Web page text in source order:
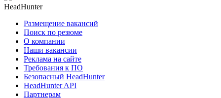
HeadHunter
Размещение вакансий
Поиск по резюме
О компании
Наши вакансии
Реклама на сайте
Требования к ПО
Безопасный HeadHunter
HeadHunter API
Партнерам